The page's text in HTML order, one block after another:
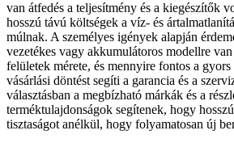
van átfedés a teljesítmény és a kiegészítők
hosszú távú költségek a víz- és
múlnak. A személyes igények alapján
vezetékes vagy akkumulátoros modellre
felületek mérete, és mennyire fontos a
vásárlási döntést segíti a garancia és a
választásban a megbízható márkák és a
terméktulajdonságok segítenek, hogy
tisztaságot anélkül, hogy folyamatosan új